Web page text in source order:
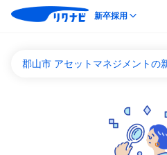
新卒採用
郡山市 アセットマネジメントの